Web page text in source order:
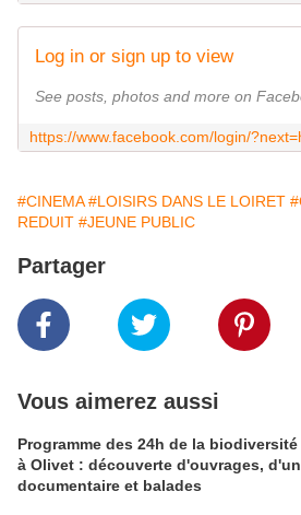
Log in or sign up to view
See posts, photos and more on
#CINEMA #LOISIRS DANS LE LOIRET
REDUIT #JEUNE PUBLIC
Partager
Vous aimerez aussi
Programme des 24h de la biodiversité
à Olivet : découverte d'ouvrages, d'un
documentaire et balades